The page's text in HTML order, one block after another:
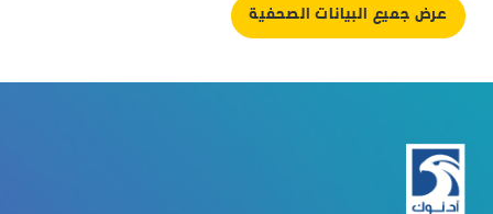
عرض جميع البيانات الصحفية